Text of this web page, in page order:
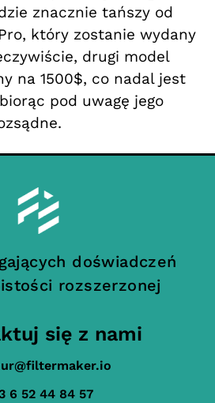
znacznie tańszy od
który zostanie wydany
drugi model
na 1500$, co nadal jest
pod uwagę jego
doświadczeń
rozszerzonej
się z nami
6 52 44 84 57